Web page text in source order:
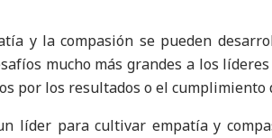
y la compasión se pueden
mucho más grandes a los
por los resultados o el cumplimiento
líder para cultivar empatía y